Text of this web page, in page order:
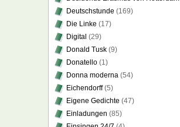
Deutschstunde (169)
Die Linke (17)
Digital (29)
Donald Tusk (9)
Donatello (1)
Donna moderna (54)
Eichendorff(5)
Eigene Gedichte (47)
Einladungen (85)